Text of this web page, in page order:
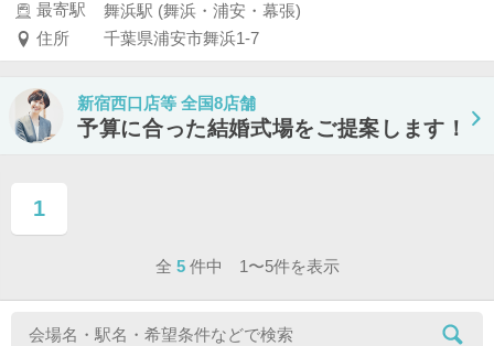
最寄駅
舞浜駅 (舞浜・浦安・幕張)
住所
千葉県浦安市舞浜1-7
新宿西口店等 全国8店舗
予算に合った結婚式場をご提案します！
1
ページ目
全 5 件中 1〜5件を表示